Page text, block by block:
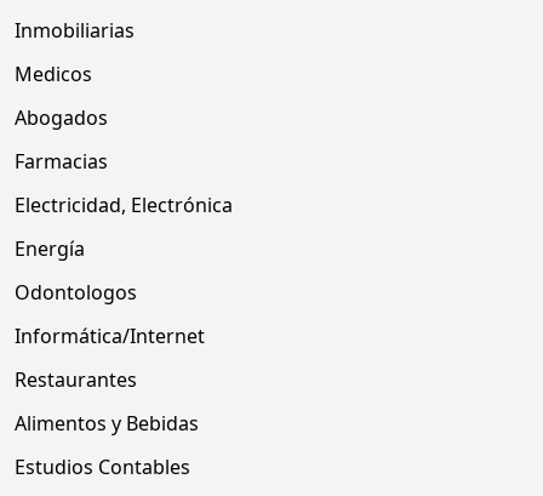
Inmobiliarias
Medicos
Abogados
Farmacias
Electricidad, Electrónica
Energía
Odontologos
Informática/Internet
Restaurantes
Alimentos y Bebidas
Estudios Contables